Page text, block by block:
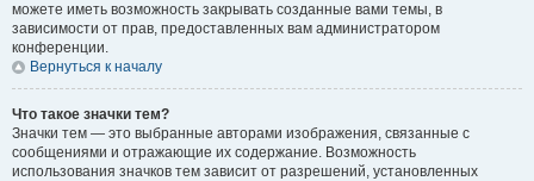
можете иметь возможность закрывать созданные вами темы, в
зависимости от прав, предоставленных вам администратором
конференции.
Вернуться к началу
Что такое значки тем?
Значки тем — это выбранные авторами изображения, связанные с
сообщениями и отражающие их содержание. Возможность
использования значков тем зависит от разрешений, установленных